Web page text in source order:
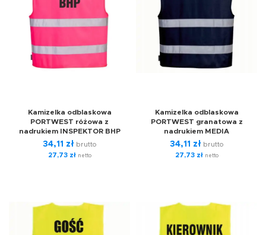
Kamizelka odblaskowa
PORTWEST różowa z
nadrukiem INSPEKTOR BHP
34,11 zł brutto
27,73 złnetto
Kamizelka odblaskowa
PORTWEST granatowa z
nadrukiem MEDIA
34,11 zł brutto
27,73 złnetto